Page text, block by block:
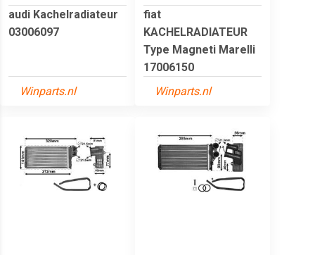
audi Kachelradiateur
03006097
Winparts.nl
fiat
KACHELRADIATEUR
Type Magneti Marelli
17006150
Winparts.nl